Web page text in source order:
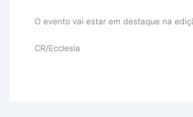
O evento vai estar em destaque na
CR/Ecclesia